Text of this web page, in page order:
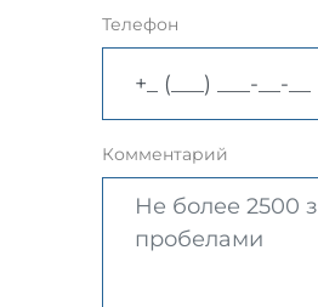
Телефон
Комментарий